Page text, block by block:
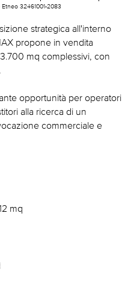
32461001-2083
strategica all'interno
propone in vendita
mq complessivi, con
opportunità per operatori
alla ricerca di un
commerciale e
mq